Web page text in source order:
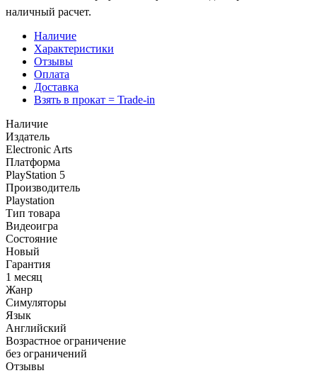
наличный расчет.
Наличие
Характеристики
Отзывы
Оплата
Доставка
Взять в прокат = Trade-in
Наличие
Издатель
Electronic Arts
Платформа
PlayStation 5
Производитель
Playstation
Тип товара
Видеоигра
Состояние
Новый
Гарантия
1 месяц
Жанр
Симуляторы
Язык
Английский
Возрастное ограничение
без ограничений
Отзывы